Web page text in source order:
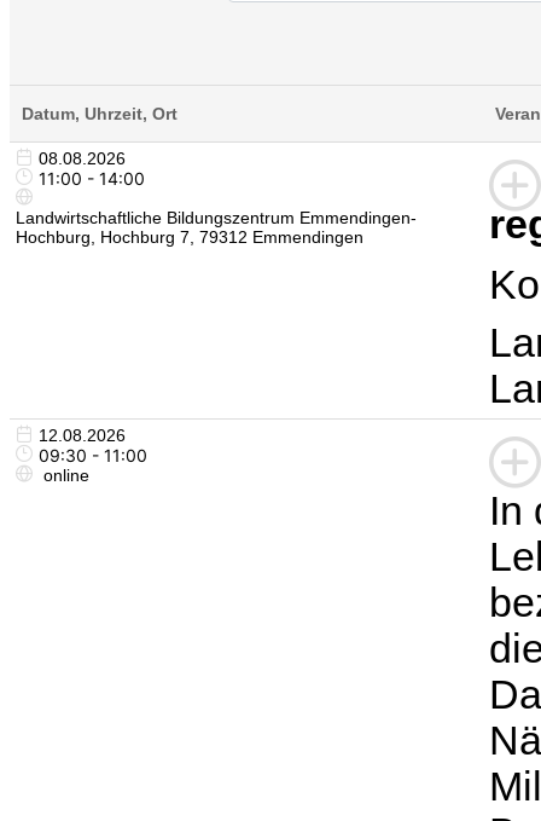
Datum, Uhrzeit, Ort
08.08.2026
11:00 - 14:00
Landwirtschaftliche Bildungszentrum Emmendingen-
Hochburg, Hochburg 7, 79312 Emmendingen
12.08.2026
09:30 - 11:00
online
In